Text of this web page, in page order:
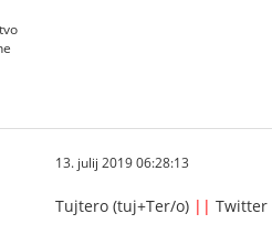
13. julij 2019 06:28:13
Tujtero (tuj+Ter/o) || Twitter